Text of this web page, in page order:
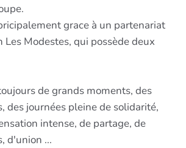
grace à un partenariat
Les Modestes, qui possède deux
de grands moments, des
des journées pleine de solidarité,
intense, de partage, de
d'union ...